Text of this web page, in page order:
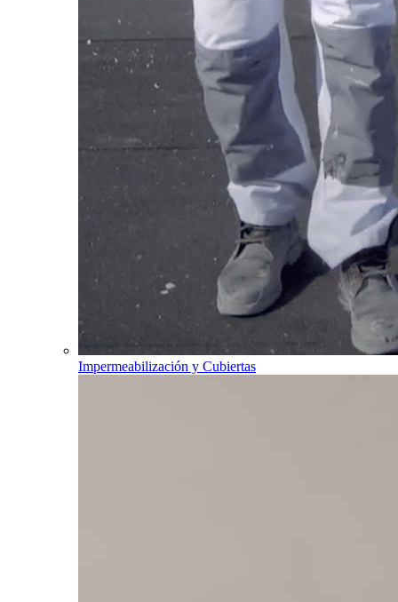
Impermeabilización y Cubiertas